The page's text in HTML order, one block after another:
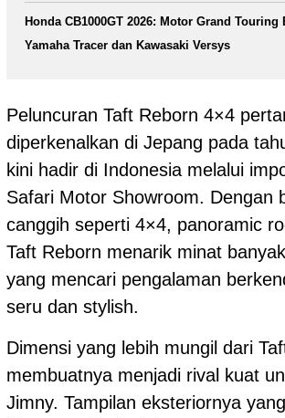
Honda CB1000GT 2026: Motor Grand Touring
Yamaha Tracer dan Kawasaki Versys
Peluncuran Taft Reborn 4×4
diperkenalkan di Jepang pada
kini hadir di Indonesia melalui
Safari Motor Showroom. Dengan
canggih seperti 4×4, panoramic
Taft Reborn menarik minat
yang mencari pengalaman
seru dan stylish.
Dimensi yang lebih mungil dari
membuatnya menjadi rival kuat
Jimny. Tampilan eksteriornya